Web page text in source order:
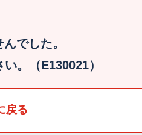
でした。
。（E130021）
戻る